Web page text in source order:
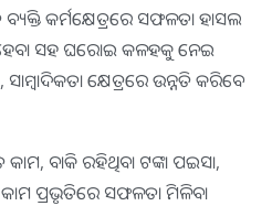
ବ୍ୟକ୍ତି କର୍ମକ୍ଷେତ୍ରରେ ସଫଳତା ହାସଲ
ହେବା ସହ ଘରୋଇ କଳହକୁ ନେଇ
କ୍ଷେତ୍ରରେ ଉନ୍ନତି କରିବେ
ବାକି ରହିଥିବା ଟଙ୍କା ପଇସା,
ପ୍ରଭୃତିରେ ସଫଳତା ମିଳିବ।